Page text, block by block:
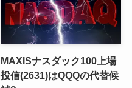
MAXISナスダック100上場
投信(2631)はQQQの代替候